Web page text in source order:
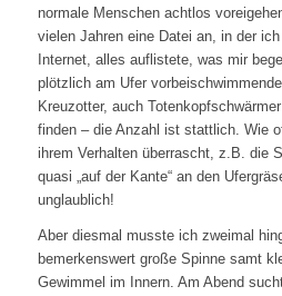
normale Menschen achtlos
vielen Jahren eine Datei an, in der
Internet, alles auflistete, was mir
plötzlich am Ufer
Kreuzotter, auch
finden – die Anzahl ist stattlich. Wie
ihrem Verhalten überrascht, z.B. die
quasi „auf der Kante“ an den
unglaublich!
Aber diesmal musste ich zweimal
bemerkenswert große Spinne samt
Gewimmel im Innern. Am Abend